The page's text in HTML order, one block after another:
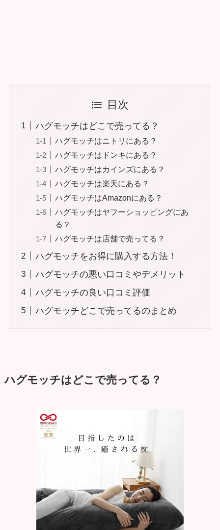
目次
ハグモッチはどこで売ってる？
ハグモッチはニトリにある？
ハグモッチはドンキにある？
ハグモッチはカインズにある？
ハグモッチは楽天にある？
ハグモッチはAmazonにある？
ハグモッチはヤフーショッピングにあ
る？
ハグモッチは店舗で売ってる？
ハグモッチをお得に購入する方法！
ハグモッチの悪い口コミやデメリット
ハグモッチの良い口コミ評価
ハグモッチどこで売ってるのまとめ
ハグモッチはどこで売ってる？